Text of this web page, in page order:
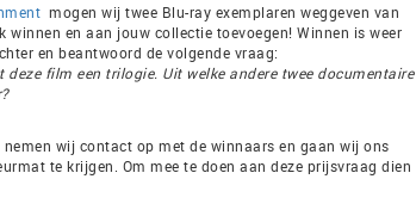
mogen wij twee Blu-ray exemplaren weggeven van
en aan jouw collectie toevoegen! Winnen is weer
en beantwoord de volgende vraag:
deze film een trilogie. Uit welke andere twee documentaire
wij contact op met de winnaars en gaan wij ons
te krijgen. Om mee te doen aan deze prijsvraag dien